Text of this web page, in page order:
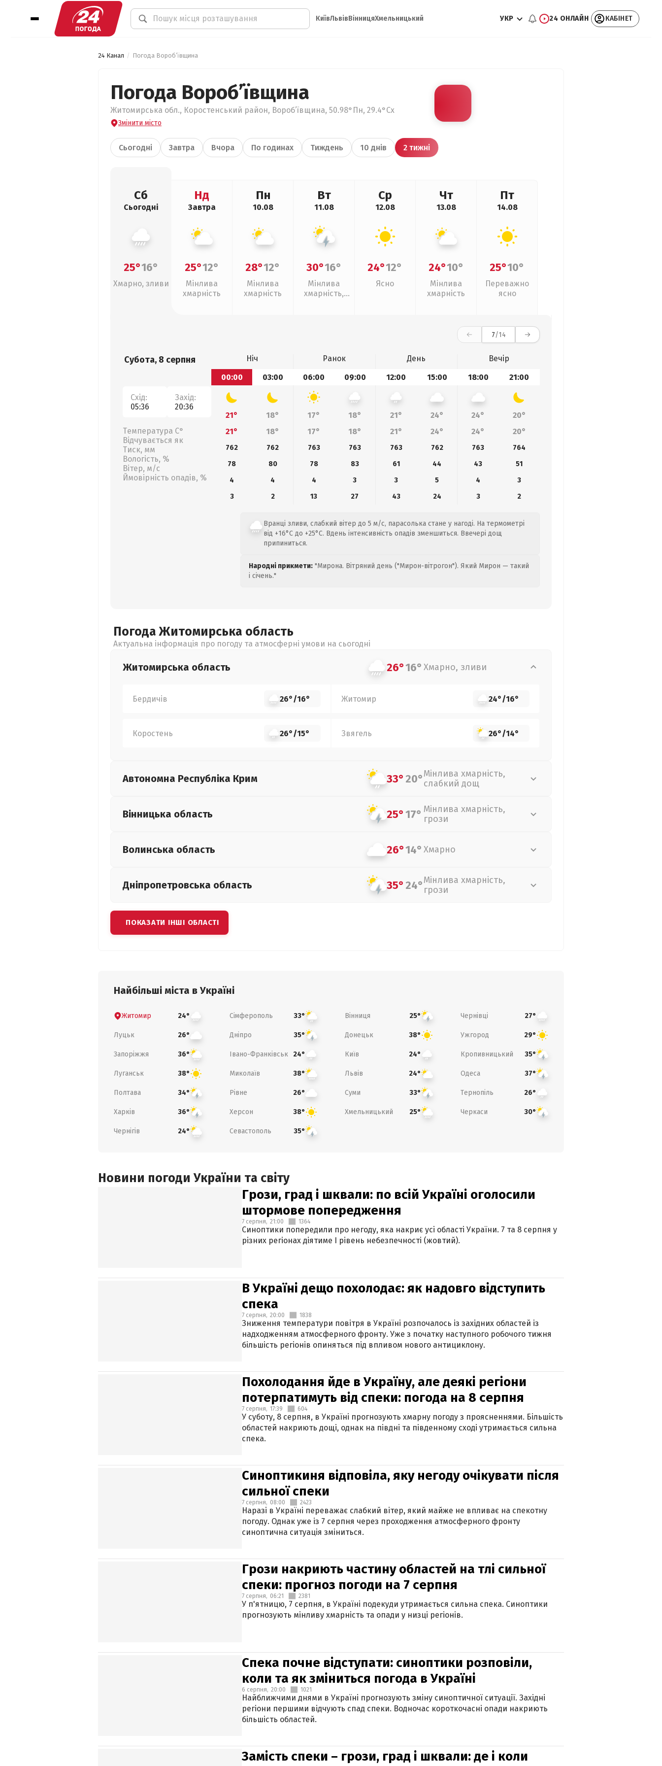
КиївЛьвівВінницяХмельницький УКР 24 ОНЛАЙН КАБІНЕТ
24 Канал Погода Вороб’ївщина
Погода Вороб’ївщина
Житомирська обл., Коростенський район, Вороб’ївщина, 50.98°Пн, 29.4°Сх
Змінити місто
Сьогодні Завтра Вчора По годинах Тиждень 10 днів 2 тижні
Сб
Сьогодні
25°16°
Хмарно, зливи
Нд
Завтра
25°12°
Мінлива
хмарність
Пн
10.08
28°12°
Мінлива
хмарність
Вт
11.08
30°16°
Мінлива
хмарність,
Ср
12.08
24°12°
Ясно
Чт
13.08
24°10°
Мінлива
хмарність
Пт
14.08
25°10°
Переважно
ясно
7/14
Субота, 8 серпня
Схід:
05:36
Захід:
20:36
Температура С°
Відчувається як
Тиск, мм
Вологість, %
Вітер, м/с
Ймовірність опадів, %
Ніч Ранок День
Вечір
00:00
03:00 06:00 09:00 12:00 15:00 18:00 21:00
21° 18° 17° 18° 21° 24° 24°
20°
21°
18° 17° 18° 21° 24° 24° 20°
762 762 763 763 763 762 763
764
78
80 78 83 61 44 43
51
4
4 4 3 3 5 4
3
3
2 13 27 43 24 3 2
Вранці зливи, слабкий вітер до 5 м/с, парасолька стане у нагоді. На термометрі
від +16°C до +25°C. Вдень інтенсивність опадів зменшиться. Ввечері дощ
припиниться.
Народні прикмети: "Мирона. Вітряний день ("Мирон-вітрогон"). Який Мирон — такий
і січень."
Погода Житомирська область
Актуальна інформація про погоду та атмосферні умови на сьогодні
Житомирська область 26°16° Хмарно, зливи
Бердичів 26°/16° Житомир 24°/16°
Коростень 26°/15° Звягель 26°/14°
Автономна Республіка Крим 33°20°Мінлива хмарність,
слабкий дощ
Вінницька область 25°17° Мінлива хмарність,
грози
Волинська область 26°14° Хмарно
Дніпропетровська область 35°24°Мінлива хмарність,
грози
ПОКАЗАТИ ІНШІ ОБЛАСТІ
Найбільші міста в Україні
Житомир 24° Сімферополь 33° Вінниця 25° Чернівці 27°
Луцьк 26° Дніпро 35° Донецьк 38° Ужгород 29°
Запоріжжя 36° Івано-Франківськ 24° Київ 24° Кропивницький 35°
Луганськ 38° Миколаїв 38° Львів 24° Одеса 37°
Полтава 34° Рівне 26° Суми 33° Тернопіль 26°
Харків 36° Херсон 38° Хмельницький 25° Черкаси 30°
Чернігів 24° Севастополь 35°
Новини погоди України та світу
Грози, град і шквали: по всій Україні оголосили
штормове попередження
7 серпня, 21:00 1364
Синоптики попередили про негоду, яка накриє усі області України. 7 та 8 серпня у
різних регіонах діятиме І рівень небезпечності (жовтий).
В Україні дещо похолодає: як надовго відступить
спека
7 серпня, 20:00 1838
Зниження температури повітря в Україні розпочалось із західних областей із
надходженням атмосферного фронту. Уже з початку наступного робочого тижня
більшість регіонів опиняться під впливом нового антициклону.
Похолодання йде в Україну, але деякі регіони
потерпатимуть від спеки: погода на 8 серпня
7 серпня, 17:39 604
У суботу, 8 серпня, в Україні прогнозують хмарну погоду з проясненнями. Більшість
областей накриють дощі, однак на півдні та південному сході утримається сильна
спека.
Синоптикиня відповіла, яку негоду очікувати після
сильної спеки
7 серпня, 08:00 2423
Наразі в Україні переважає слабкий вітер, який майже не впливає на спекотну
погоду. Однак уже із 7 серпня через проходження атмосферного фронту
синоптична ситуація зміниться.
Грози накриють частину областей на тлі сильної
спеки: прогноз погоди на 7 серпня
7 серпня, 06:21 2381
У п'ятницю, 7 серпня, в Україні подекуди утримається сильна спека. Синоптики
прогнозують мінливу хмарність та опади у низці регіонів.
Спека почне відступати: синоптики розповіли,
коли та як зміниться погода в Україні
6 серпня, 20:00 1021
Найближчими днями в Україні прогнозують зміну синоптичної ситуації. Західні
регіони першими відчують спад спеки. Водночас короткочасні опади накриють
більшість областей.
Замість спеки – грози, град і шквали: де і коли